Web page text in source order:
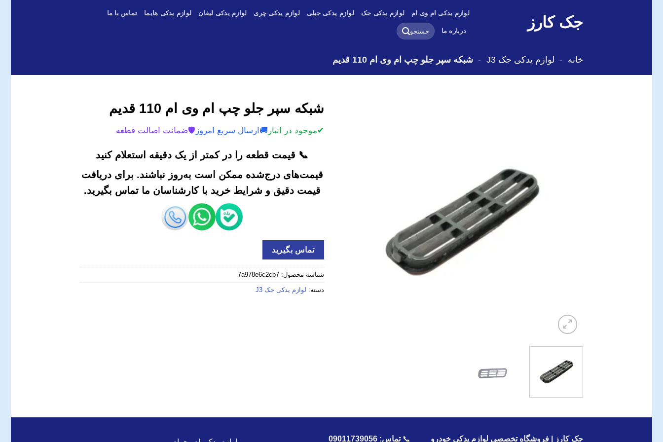
جک کارز
لوازم یدکی ام وی ام لوازم یدکی جک لوازم یدکی جیلی لوازم یدکی چری لوازم یدکی لیفان لوازم یدکی هایما تماس با ما
درباره ما
جستجو
برای:
خانه - لوازم یدکی جک J3 - شبکه سپر جلو چپ ام وی ام 110 قدیم
شبکه سپر جلو چپ ام وی ام 110 قدیم
✔موجود در انبار 🚚 ارسال سریع امروز 🛡️ضمانت اصالت قطعه
📞 قیمت قطعه را در کمتر از یک دقیقه استعلام کنید
قیمت‌های درج‌شده ممکن است به‌روز نباشند. برای دریافت
قیمت دقیق و شرایط خرید با کارشناسان ما تماس بگیرید.
تماس بگیرید
شناسه محصول: 7a978e6c2cb7
دسته: لوازم یدکی جک J3
جک کارز | فروشگاه تخصصی لوازم یدکی خودرو 📞تماس: 09011739056